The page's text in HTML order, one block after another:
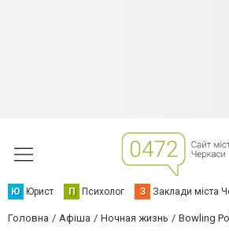
Ю Юрист П Психолог З Заклади міста
Головна Афіша Ночная жизнь Bowling